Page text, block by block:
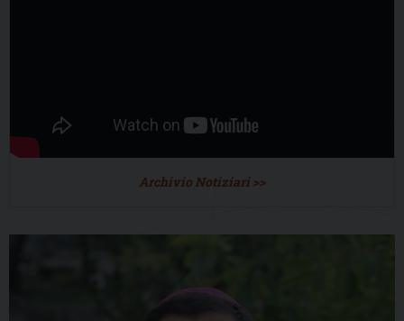
Archivio Notiziari >>